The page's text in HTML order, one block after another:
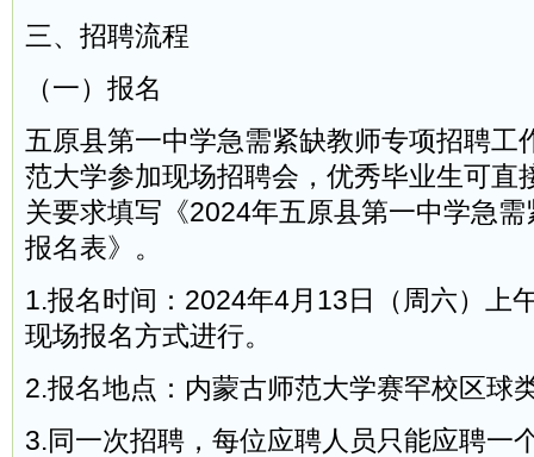
三、招聘流程
（一）报名
五原县第一中学急需紧缺教师专项招聘工
范大学参加现场招聘会，优秀毕业生可直
关要求填写《2024年五原县第一中学急
报名表》。
1.报名时间：2024年4月13日（周六）上
现场报名方式进行。
2.报名地点：内蒙古师范大学赛罕校区球
3.同一次招聘，每位应聘人员只能应聘一